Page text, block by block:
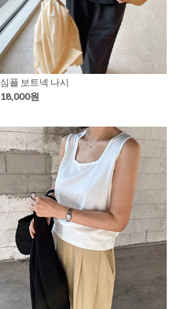
심플 보트넥 나시
18,000원